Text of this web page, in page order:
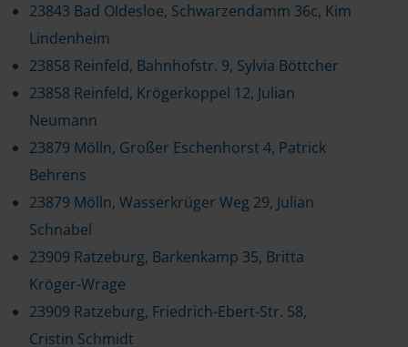
23843 Bad Oldesloe, Schwarzendamm 36c, Kim
Lindenheim
23858 Reinfeld, Bahnhofstr. 9, Sylvia Böttcher
23858 Reinfeld, Krögerkoppel 12, Julian
Neumann
23879 Mölln, Großer Eschenhorst 4, Patrick
Behrens
23879 Mölln, Wasserkrüger Weg 29, Julian
Schnabel
23909 Ratzeburg, Barkenkamp 35, Britta
Kröger-Wrage
23909 Ratzeburg, Friedrich-Ebert-Str. 58,
Cristin Schmidt